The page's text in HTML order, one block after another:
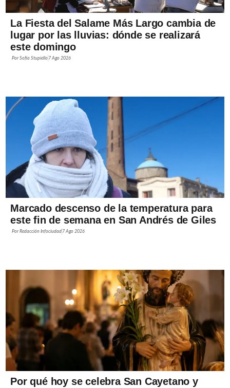
La Fiesta del Salame Más Largo cambia de
lugar por las lluvias: dónde se realizará
este domingo
PorSofía Stupiello 7 Ago 2026
Marcado descenso de la temperatura para
este fin de semana en San Andrés de Giles
PorRedacción Infociudad 7 Ago 2026
Por qué hoy se celebra San Cayetano y